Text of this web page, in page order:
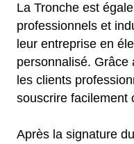
La Tronche est
professionnels et
leur entreprise en
personnalisé. Grâce
les clients
souscrire facilement
Après la signature